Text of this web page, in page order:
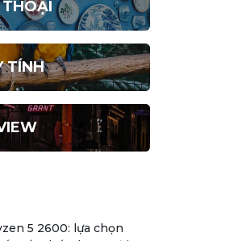
TÍNH
5 2600: lựa chọn